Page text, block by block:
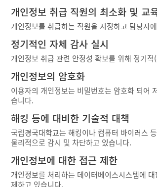
개인정보 취급 직원의 최소화 및 교
개인정보를 취급하는 직원을 지정하고 담당자
정기적인 자체 감사 실시
개인정보 취급 관련 안정성 확보를 위해 정기
개인정보의 암호화
이용자의 개인정보는 비밀번호는 암호화 되어
습니다.
해킹 등에 대비한 기술적 대책
국립경국대학교는 해킹이나 컴퓨터 바이러스
물리적으로 감시 및 차단하고 있습니다.
개인정보에 대한 접근 제한
개인정보를 처리하는 데이터베이스시스템에
제하고 있습니다.